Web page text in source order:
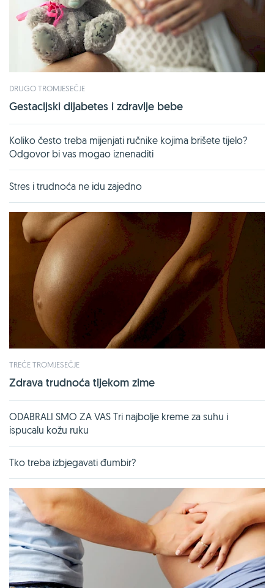
DRUGO TROMJESEČJE
Gestacijski dijabetes i zdravlje bebe
Koliko često treba mijenjati ručnike kojima brišete tijelo?
Odgovor bi vas mogao iznenaditi
Stres i trudnoća ne idu zajedno
TREĆE TROMJESEČJE
Zdrava trudnoća tijekom zime
ODABRALI SMO ZA VAS Tri najbolje kreme za suhu i
ispucalu kožu ruku
Tko treba izbjegavati đumbir?